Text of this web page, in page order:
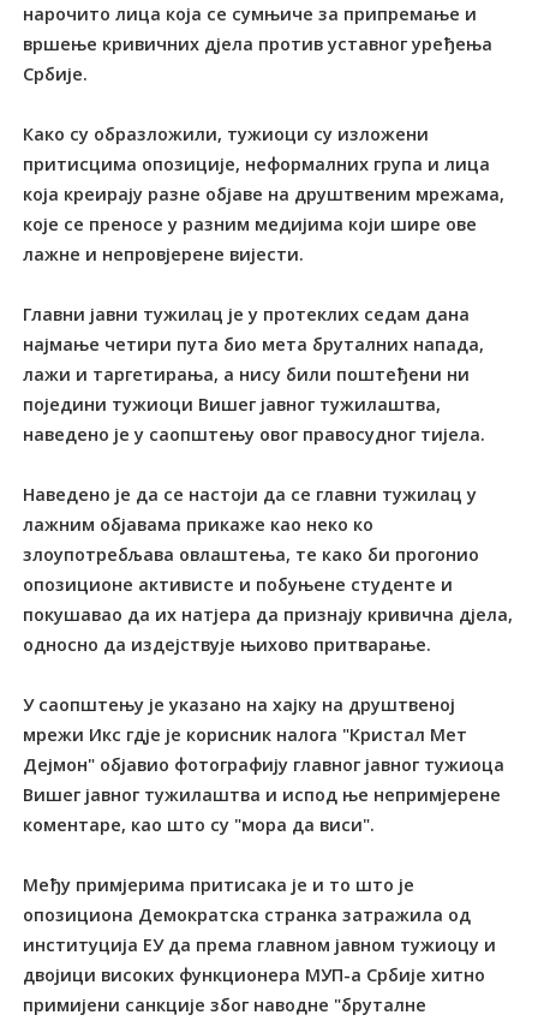
нарочито лица која се сумњиче за припремање и
вршење кривичних дјела против уставног уређења
Србије.
Како су образложили, тужиоци су изложени
притисцима опозиције, неформалних група и лица
која креирају разне објаве на друштвеним мрежама,
које се преносе у разним медијима који шире ове
лажне и непровјерене вијести.
Главни јавни тужилац је у протеклих седам дана
најмање четири пута био мета бруталних напада,
лажи и таргетирања, а нису били поштеђени ни
поједини тужиоци Вишег јавног тужилаштва,
наведено је у саопштењу овог правосудног тијела.
Наведено је да се настоји да се главни тужилац у
лажним објавама прикаже као неко ко
злоупотребљава овлаштења, те како би прогонио
опозиционе активисте и побуњене студенте и
покушавао да их натјера да признају кривична дјела,
односно да издејствује њихово притварање.
У саопштењу је указано на хајку на друштвеној
мрежи Икс гдје је корисник налога "Кристал Мет
Дејмон" објавио фотографију главног јавног тужиоца
Вишег јавног тужилаштва и испод ње непримјерене
коментаре, као што су "мора да виси".
Међу примјерима притисака је и то што је
опозициона Демократска странка затражила од
институција ЕУ да према главном јавном тужиоцу и
двојици високих функционера МУП-а Србије хитно
примијени санкције због наводне "бруталне